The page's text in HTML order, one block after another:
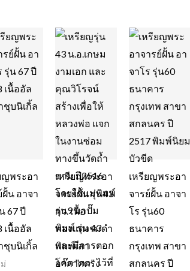
ญพระอา
ฝั้น อาจา
67 ปี
เนื้ออัล
ชุบนิเกิ้ล
เหรียญพระอา
จารย์ฝั้น รุ่น43
กว. เนื้อ
ทองแดงรมดำ
พิมพ์เสา
อากาศตรง
เหรียญพระอา
จารย์ฝั้น อาจา
โร รุ่น60
ธนาคาร
กรุงเทพ สาขา
สกลนคร ปี